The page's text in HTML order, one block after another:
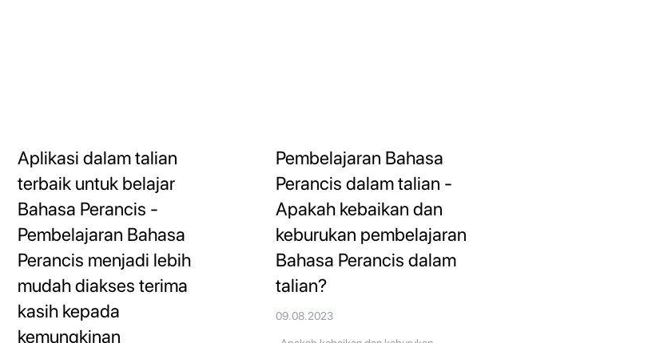
Aplikasi dalam talian
terbaik untuk belajar
Bahasa Perancis -
Pembelajaran Bahasa
Perancis menjadi lebih
mudah diakses terima
kasih kepada
kemungkinan
Pembelajaran Bahasa
Perancis dalam talian -
Apakah kebaikan dan
keburukan pembelajaran
Bahasa Perancis dalam
talian?
09.08.2023